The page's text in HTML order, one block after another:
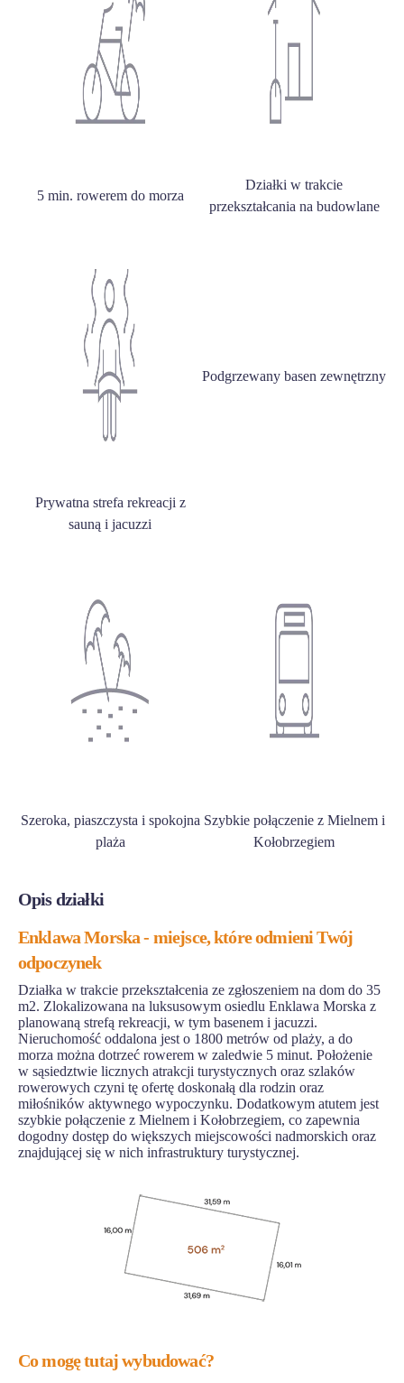
5 min. rowerem do morza
Działki w trakcie
przekształcania na budowlane
Prywatna strefa rekreacji z
sauną i jacuzzi
Podgrzewany basen zewnętrzny
Szeroka, piaszczysta i spokojna
plaża
Szybkie połączenie z Mielnem i
Kołobrzegiem
Opis działki
Enklawa Morska - miejsce, które odmieni Twój
odpoczynek
Działka w trakcie przekształcenia ze zgłoszeniem na dom do 35
m2. Zlokalizowana na luksusowym osiedlu Enklawa Morska z
planowaną strefą rekreacji, w tym basenem i jacuzzi.
Nieruchomość oddalona jest o 1800 metrów od plaży, a do
morza można dotrzeć rowerem w zaledwie 5 minut. Położenie
w sąsiedztwie licznych atrakcji turystycznych oraz szlaków
rowerowych czyni tę ofertę doskonałą dla rodzin oraz
miłośników aktywnego wypoczynku. Dodatkowym atutem jest
szybkie połączenie z Mielnem i Kołobrzegiem, co zapewnia
dogodny dostęp do większych miejscowości nadmorskich oraz
znajdującej się w nich infrastruktury turystycznej.
Co mogę tutaj wybudować?